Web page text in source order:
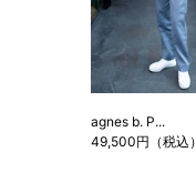
agnes b. P...
49,500円（税込）